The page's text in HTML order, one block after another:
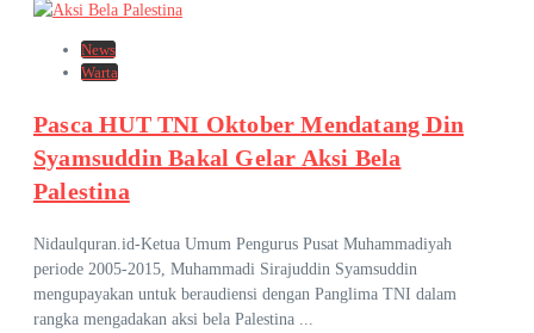
News
Warta
Pasca HUT TNI Oktober Mendatang Din
Syamsuddin Bakal Gelar Aksi Bela
Palestina
Nidaulquran.id-Ketua Umum Pengurus Pusat Muhammadiyah
periode 2005-2015, Muhammadi Sirajuddin Syamsuddin
mengupayakan untuk beraudiensi dengan Panglima TNI dalam
rangka mengadakan aksi bela Palestina ...